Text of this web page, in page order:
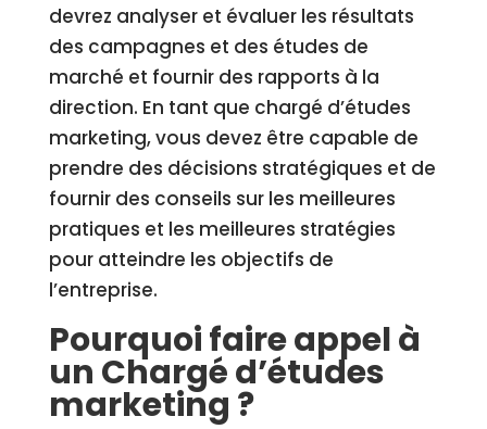
devrez analyser et évaluer les résultats
des campagnes et des études de
marché et fournir des rapports à la
direction. En tant que chargé d’études
marketing, vous devez être capable de
prendre des décisions stratégiques et de
fournir des conseils sur les meilleures
pratiques et les meilleures stratégies
pour atteindre les objectifs de
l’entreprise.
Pourquoi faire appel à
un Chargé d’études
marketing ?